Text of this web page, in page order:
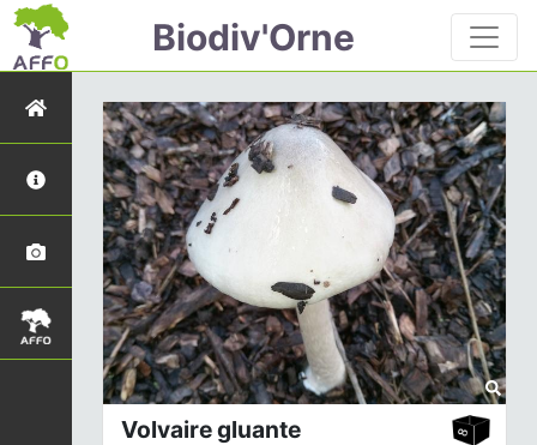
Biodiv'Orne
Volvaire gluante